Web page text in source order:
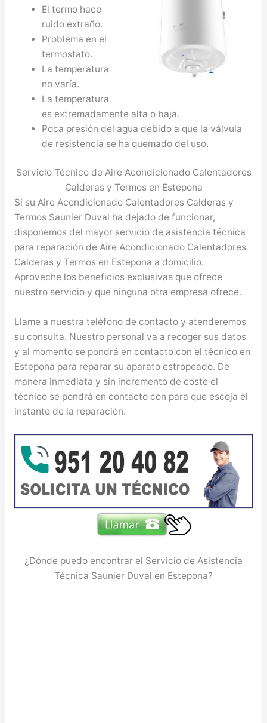
El termo hace
ruido extraño.
Problema en el
termostato.
La temperatura
no varía.
La temperatura
es extremadamente alta o baja.
Poca presión del agua debido a que la válvula
de resistencia se ha quemado del uso.
Servicio Técnico de Aire Acondicionado Calentadores
Calderas y Termos en Estepona
Si su Aire Acondicionado Calentadores Calderas y
Termos Saunier Duval ha dejado de funcionar,
disponemos del mayor servicio de asistencia técnica
para reparación de Aire Acondicionado Calentadores
Calderas y Termos en Estepona a domicilio.
Aproveche los beneficios exclusivas que ofrece
nuestro servicio y que ninguna otra empresa ofrece.
Llame a nuestra teléfono de contacto y atenderemos
su consulta. Nuestro personal va a recoger sus datos
y al momento se pondrá en contacto con el técnico en
Estepona para reparar su aparato estropeado. De
manera inmediata y sin incremento de coste el
técnico se pondrá en contacto con para que escoja el
instante de la reparación.
¿Dónde puedo encontrar el Servicio de Asistencia
Técnica Saunier Duval en Estepona?